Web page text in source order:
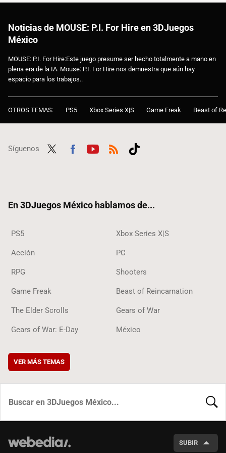
Noticias de MOUSE: P.I. For Hire en 3DJuegos
México
MOUSE: P.I. For Hire:Este juego presume ser hecho totalmente a mano en
plena era de la IA. Mouse: P.I. For Hire nos demuestra que aún hay
espacio para los trabajos..
OTROS TEMAS: PS5 Xbox Series X|S Game Freak Beast of
Síguenos
En 3DJuegos México hablamos de...
PS5 Xbox Series X|S
Acción PC
RPG Shooters
Game Freak Beast of Reincarnation
The Elder Scrolls Gears of War
Gears of War: E-Day México
VER MÁS TEMAS
SUBIR